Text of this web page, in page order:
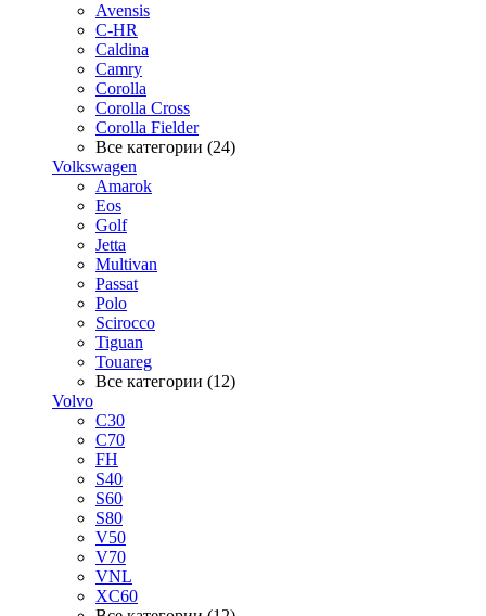
Avensis
C-HR
Caldina
Camry
Corolla
Corolla Cross
Corolla Fielder
Все категории (24)
Volkswagen
Amarok
Eos
Golf
Jetta
Multivan
Passat
Polo
Scirocco
Tiguan
Touareg
Все категории (12)
Volvo
C30
C70
FH
S40
S60
S80
V50
V70
VNL
XC60